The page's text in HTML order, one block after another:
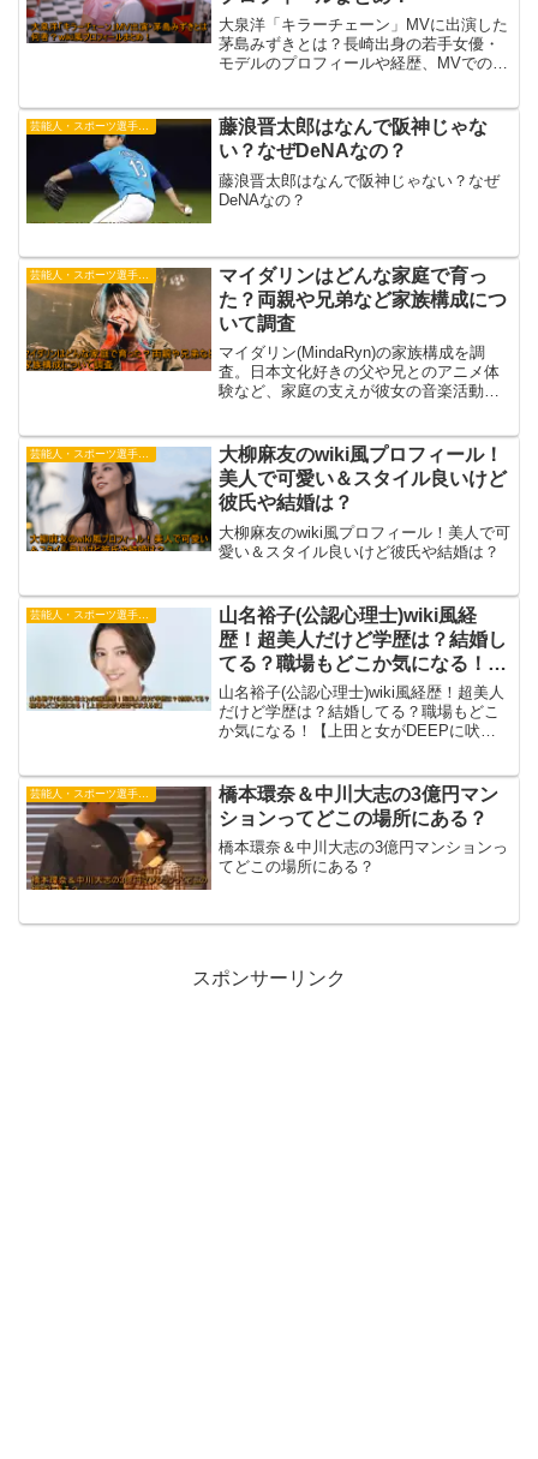
大泉洋「キラーチェーン」MVに出演した
茅島みずきとは？長崎出身の若手女優・
モデルのプロフィールや経歴、MVでの見
芸能人・スポーツ選手・有名人
藤浪晋太郎はなんで阪神じゃな
い？なぜDeNAなの？
藤浪晋太郎はなんで阪神じゃない？なぜ
DeNAなの？
芸能人・スポーツ選手・有名人
マイダリンはどんな家庭で育っ
た？両親や兄弟など家族構成につ
いて調査
マイダリン(MindaRyn)の家族構成を調
査。日本文化好きの父や兄とのアニメ体
験など、家庭の支えが彼女の音楽活動に
芸能人・スポーツ選手・有名人
大柳麻友のwiki風プロフィール！
美人で可愛い＆スタイル良いけど
彼氏や結婚は？
大柳麻友のwiki風プロフィール！美人で可
愛い＆スタイル良いけど彼氏や結婚は？
山名裕子(公認心理士)wiki風経
歴！超美人だけど学歴は？結婚し
てる？職場もどこか気になる！
【上田と女がDEEPに吠える夜】
山名裕子(公認心理士)wiki風経歴！超美人
だけど学歴は？結婚してる？職場もどこ
か気になる！【上田と女がDEEPに吠え
橋本環奈＆中川大志の3億円マン
ションってどこの場所にある？
橋本環奈＆中川大志の3億円マンションっ
てどこの場所にある？
スポンサーリンク